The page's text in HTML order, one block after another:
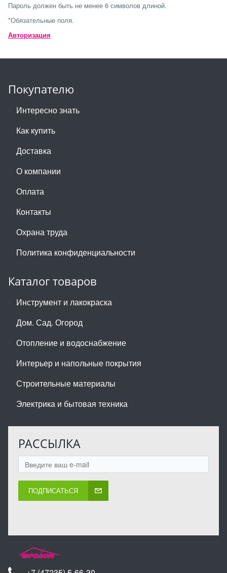
Пароль должен быть не менее 6 символов длиной.
*Обязательные поля.
Авторизация
Покупателю
Интересно знать
Как купить
Доставка
О компании
Оплата
Контакты
Охрана труда
Политика конфиденциальности
Каталог товаров
Инструмент и лакокраска
Дом. Сад. Огород
Отопление и водоснабжение
Интерьер и напольные покрытия
Строительные материалы
Электрика и бытовая техника
РАССЫЛКА
ПОДПИСАТЬСЯ